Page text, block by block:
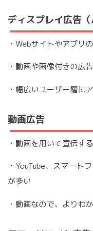
ディスプレイ広告（
・Webサイトやアプリ
・動画や画像付きの広
・幅広いユーザー層に
動画広告
・動画を用いて宣伝す
・YouTube、スマート
が多い
・動画なので、よりわ